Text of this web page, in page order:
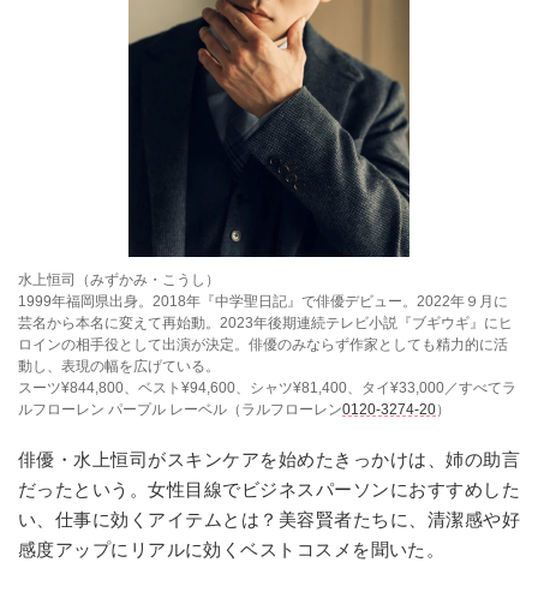
水上恒司（みずかみ・こうし）
1999年福岡県出身。2018年『中学聖日記』で俳優デビュー。2022年９月に
芸名から本名に変えて再始動。2023年後期連続テレビ小説『ブギウギ』にヒ
ロインの相手役として出演が決定。俳優のみならず作家としても精力的に活
動し、表現の幅を広げている。
スーツ¥844,800、ベスト¥94,600、シャツ¥81,400、タイ¥33,000／すべてラ
ルフローレン パープル レーベル（ラルフローレン0120-3274-20）
俳優・水上恒司がスキンケアを始めたきっかけは、姉の助言
だったという。女性目線でビジネスパーソンにおすすめした
い、仕事に効くアイテムとは？美容賢者たちに、清潔感や好
感度アップにリアルに効くベストコスメを聞いた。